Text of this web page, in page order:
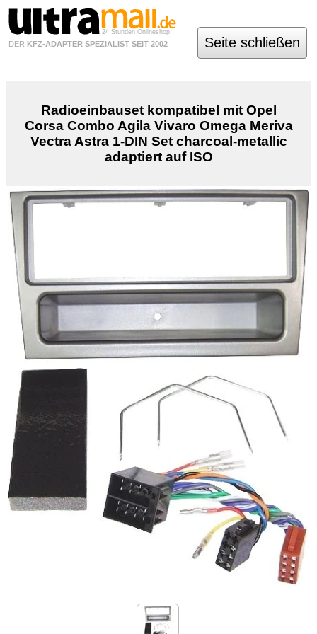
24 Stunden Onlineshop
DER KFZ-ADAPTER SPEZIALIST SEIT 2002 Seite schließen
Radioeinbauset kompatibel mit Opel
Corsa Combo Agila Vivaro Omega Meriva
Vectra Astra 1-DIN Set charcoal-metallic
adaptiert auf ISO